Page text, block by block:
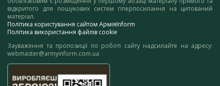
відкритого для пошукових систем гіперпосилання на цитований
матеріал.
Політика користування сайтом АрміяInform
Політика використання файлів cookie
Зауваження та пропозиції по роботі сайту надсилайте на адресу:
webmaster@armyinform.com.ua